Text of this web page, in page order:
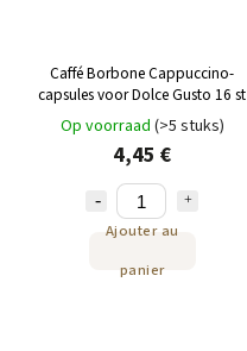
Caffé Borbone Cappuccino-
capsules voor Dolce Gusto 16 st
Op voorraad (>5 stuks)
4,45 €
Ajouter au
panier